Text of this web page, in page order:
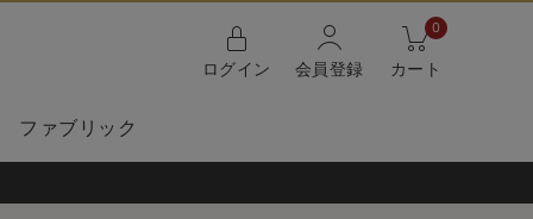
ログイン 会員登録
0
カート
ファブリック